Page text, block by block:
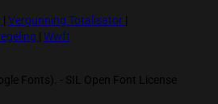
Vergunning Totalisator
Wwft
Fonts). - SIL Open Font License